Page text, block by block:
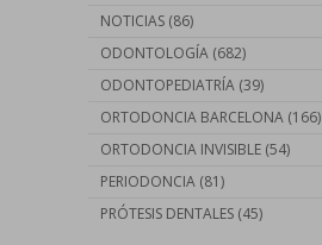
NOTICIAS (86)
ODONTOLOGÍA (682)
ODONTOPEDIATRÍA (39)
ORTODONCIA BARCELONA (166)
ORTODONCIA INVISIBLE (54)
PERIODONCIA (81)
PRÓTESIS DENTALES (45)